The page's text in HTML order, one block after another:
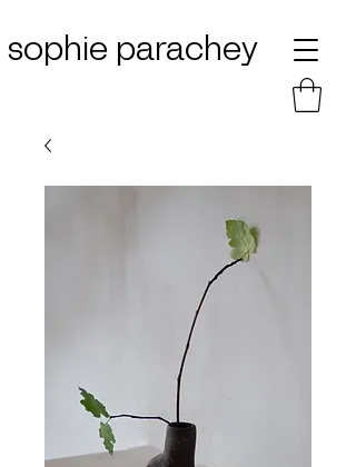
sophie parachey